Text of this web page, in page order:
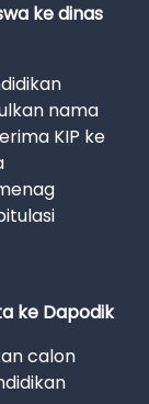
ke dinas
nama
KIP ke
ke Dapodik
calon